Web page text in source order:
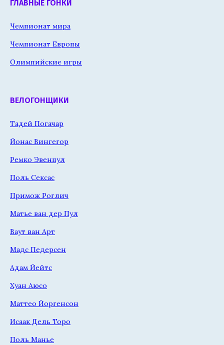
ГЛАВНЫЕ ГОНКИ
Чемпионат мира
Чемпионат Европы
Олимпийские игры
ВЕЛОГОНЩИКИ
Тадей Погачар
Йонас Вингегор
Ремко Эвенпул
Поль Сексас
Примож Роглич
Матье ван дер Пул
Ваут ван Арт
Мадс Педерсен
Адам Йейтс
Хуан Аюсо
Маттео Йоргенсон
Исаак Дель Торо
Поль Манье